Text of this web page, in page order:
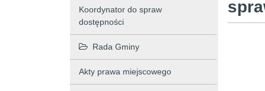
Koordynator do spraw
dostępności
Rada Gminy
Akty prawa miejscowego